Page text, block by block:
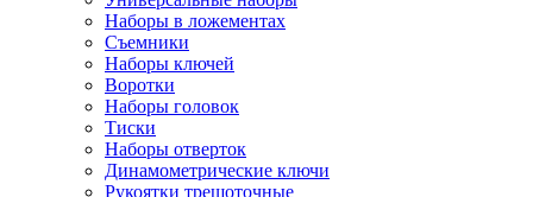
Наборы в ложементах
Съемники
Наборы ключей
Воротки
Наборы головок
Тиски
Наборы отверток
Динамометрические ключи
Рукоятки трещоточные